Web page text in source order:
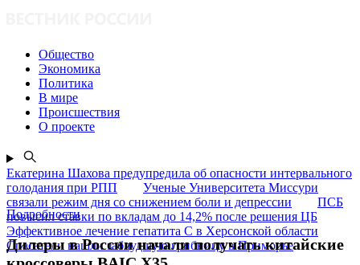
Общество
Экономика
Политика
В мире
Происшествия
О проекте
Екатерина Шахова предупредила об опасности интервального
голодания при РПП
Ученые Университета Миссури
связали режим дня со снижением боли и депрессии
ПСБ
повысил ставки по вкладам до 14,2% после решения ЦБ
Эффективное лечение гепатита C в Херсонской области
Спасатели нашли заблудшую грибницу в Приморье
Подробности
Дилеры в России начали получать китайские